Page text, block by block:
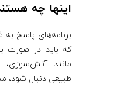
اینها چه
برنامه‌های پاسخ به
که باید در صورت
مانند آتش‌سوزی،
طبیعی دنبال